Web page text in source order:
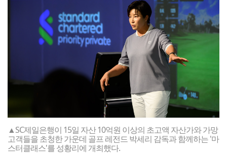
▲SC제일은행이 15일 자산 10억원 이상의 초고액 자산가와 가망
고객들을 초청한 가운데 골프 레전드 박세리 감독과 함께하는 '마
스터클래스'를 성황리에 개최했다.